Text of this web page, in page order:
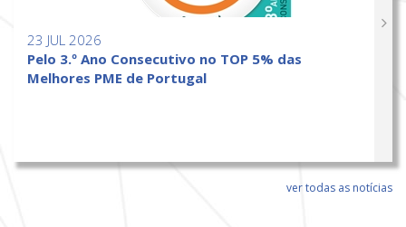
23 JUL 2026
Pelo 3.º Ano Consecutivo no TOP 5% das
Melhores PME de Portugal
ver todas as notícias